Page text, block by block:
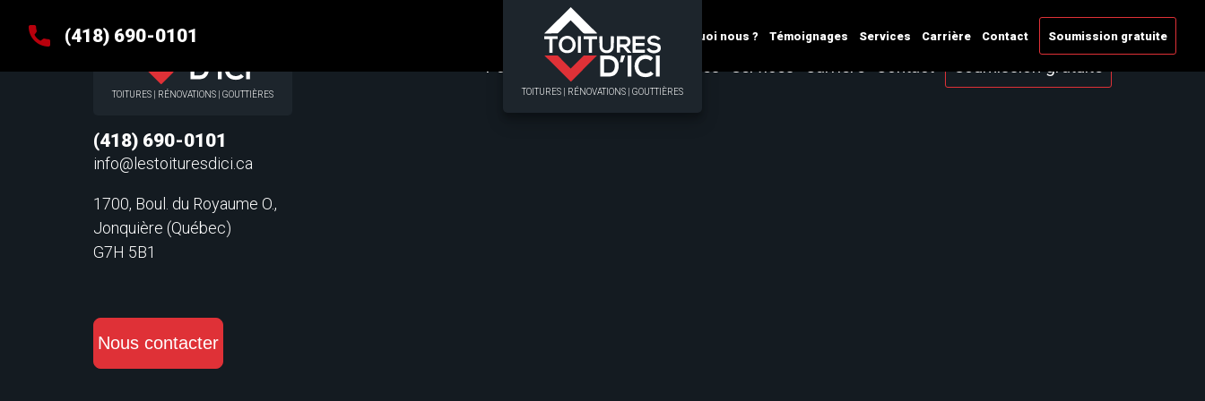
(418) 690-0101
TOITURES | RÉNOVATIONS | GOUTTIÈRES
Pourquoi nous ? Témoignages Services Carrière Contact Soumission gratuite
TOITURES | RÉNOVATIONS | GOUTTIÈRES
Pourquoi nous ? Témoignages Services Carrière Contact Soumission gratuite
(418) 690-0101
info@lestoituresdici.ca
1700, Boul. du Royaume O.,
Jonquière (Québec)
G7H 5B1
Nous contacter